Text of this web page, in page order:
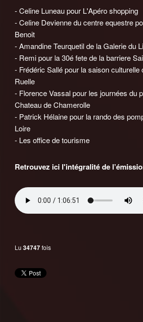
- Celine Luneau pour L'Apéro shopping
- Celine Devienne du centre equestre
Benoit
- Amandine Teurquetil de la Galerie du
- Remi pour la 30é fete de la barriere
- Frédéric Sallé pour la saison culturelle
Ruelle
- Florence Vassal pour les journées du
Chateau de Chamerolle
- Patrick Hélaine pour la rando des
Loire
- Les office de tourisme
Retrouvez ici l'intégralité de
Lu 34747fois